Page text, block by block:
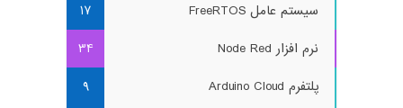
سیستم عامل FreeRTOS
17
نرم افزار Node Red
34
پلتفرم Arduino Cloud
9